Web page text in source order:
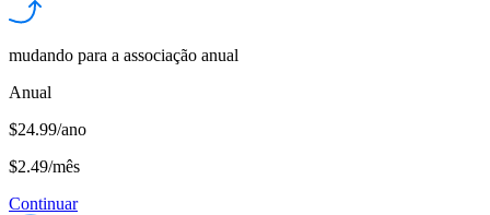
mudando para a associação anual
Anual
$24.99/ano
$2.49/mês
Continuar